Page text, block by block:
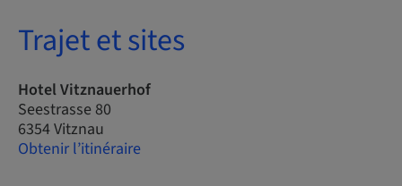
Trajet et sites
Hotel Vitznauerhof
Seestrasse 80
6354 Vitznau
Obtenir l’itinéraire